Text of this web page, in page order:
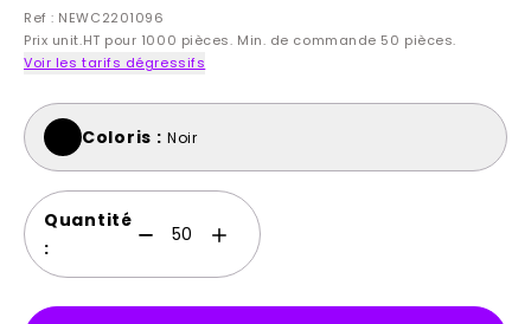
Ref : NEWC2201096
Prix unit.HT pour 1000 pièces. Min. de commande 50 pièces.
Voir les tarifs dégressifs
Coloris : Noir
Quantité
: